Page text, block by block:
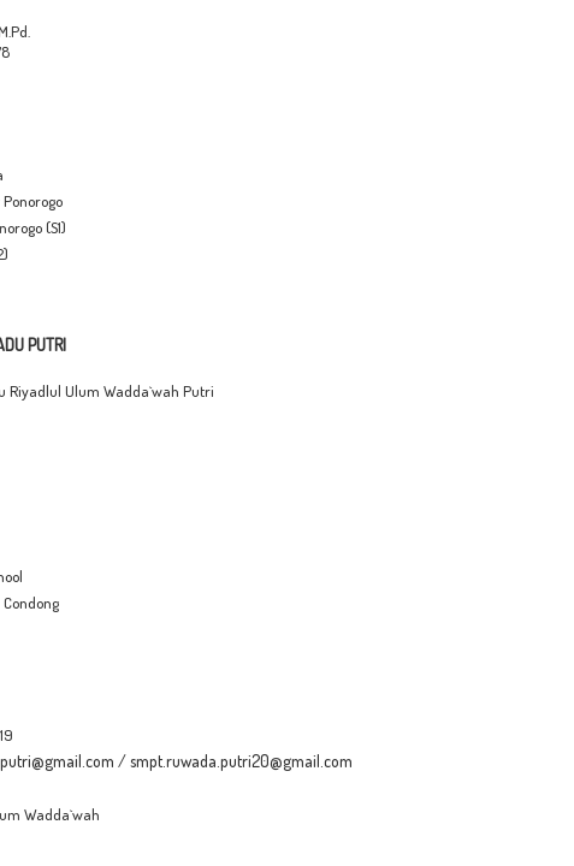
(S1)
PUTRI
Riyadlul Ulum Wadda`wah Putri
/smpt.ruwada.putri20@gmail.com
Wadda`wah